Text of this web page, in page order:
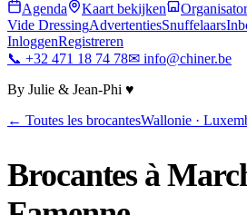
Agenda
Kaart bekijken
Organisator
Vide DressingAdvertentiesSnuffelaars
InloggenRegistreren
📞 +32 471 18 74 78✉ info@chiner.be
By Julie & Jean-Phi ♥
← Toutes les brocantesWallonie ·
Brocantes à